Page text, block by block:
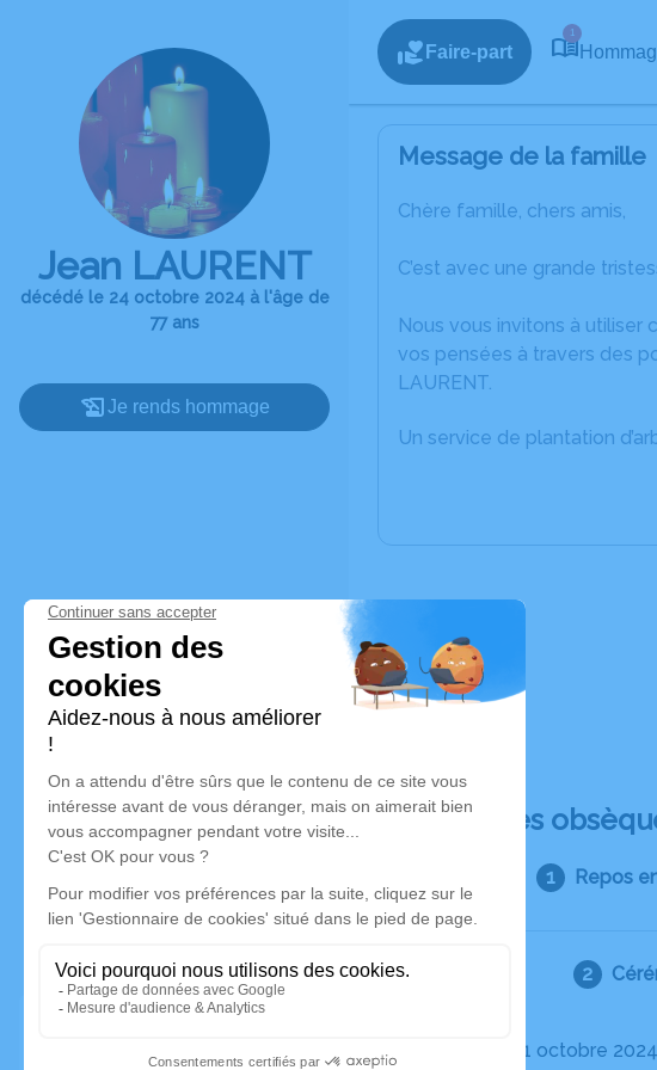
Jean LAURENT
décédé le 24 octobre 2024 à l'âge de
77 ans
Je rends hommage
Faire-part
1
Message de la famille
Chère famille, chers amis,
C’est avec une grande
Nous vous invitons à
vos pensées à travers des
LAURENT.
Un service de plantation
Déroulé des
Repos
Le jeudi 31 octobre